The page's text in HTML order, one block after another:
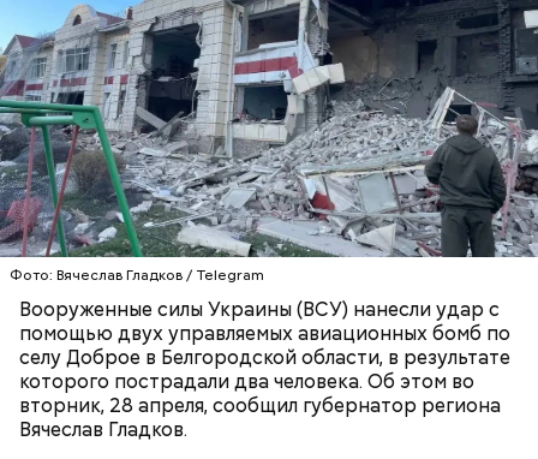
Фото: Вячеслав Гладков / Telegram
Вооруженные силы Украины (ВСУ) нанесли удар с
помощью двух управляемых авиационных бомб по
селу Доброе в Белгородской области, в результате
которого пострадали два человека. Об этом во
вторник, 28 апреля, сообщил губернатор региона
Вячеслав Гладков.
Блогеру грозило до семи лет лишения свободы.
Play
Video
родителей погибшего юноши пали на Миссюру, но
доказать его причастность к кончине их сына не
удалось. Когда же подозреваемого задержали, он
заявил, что ничего не подсыпал в морс и утверждал,
что яд могли добавить в бутылкунекие
недоброжелатели.